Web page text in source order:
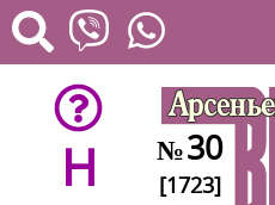
H №30
[1723]